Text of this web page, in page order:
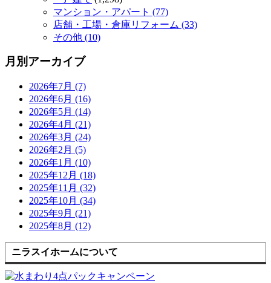
マンション・アパート (77)
店舗・工場・倉庫リフォーム (33)
その他 (10)
月別アーカイブ
2026年7月 (7)
2026年6月 (16)
2026年5月 (14)
2026年4月 (21)
2026年3月 (24)
2026年2月 (5)
2026年1月 (10)
2025年12月 (18)
2025年11月 (32)
2025年10月 (34)
2025年9月 (21)
2025年8月 (12)
ニラスイホームについて